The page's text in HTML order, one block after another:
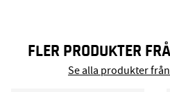
FLER PRODUKTER
Se alla produkter från